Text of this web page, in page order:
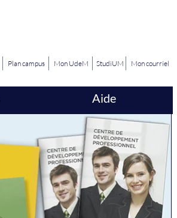
Plan campus Mon UdeM StudiUM Mon courriel
Aide